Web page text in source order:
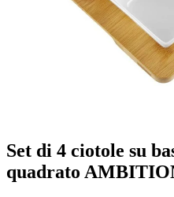
Set di 4 ciotole su
quadrato